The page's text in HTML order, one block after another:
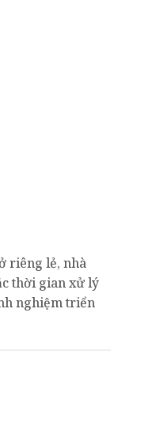
riêng lẻ, nhà
thời gian xử lý
nghiệm triển